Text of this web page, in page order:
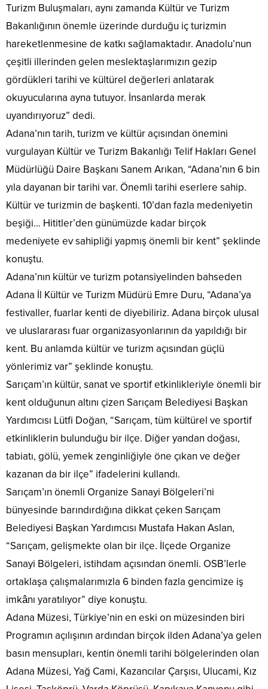
Turizm Buluşmaları, aynı zamanda Kültür ve Turizm
Bakanlığının önemle üzerinde durduğu iç turizmin
hareketlenmesine de katkı sağlamaktadır. Anadolu’nun
çeşitli illerinden gelen meslektaşlarımızın gezip
gördükleri tarihi ve kültürel değerleri anlatarak
okuyucularına ayna tutuyor. İnsanlarda merak
uyandırıyoruz” dedi.
Adana’nın tarih, turizm ve kültür açısından önemini
vurgulayan Kültür ve Turizm Bakanlığı Telif Hakları Genel
Müdürlüğü Daire Başkanı Sanem Arıkan, “Adana’nın 6 bin
yıla dayanan bir tarihi var. Önemli tarihi eserlere sahip.
Kültür ve turizmin de başkenti. 10’dan fazla medeniyetin
beşiği… Hititler’den günümüzde kadar birçok
medeniyete ev sahipliği yapmış önemli bir kent” şeklinde
konuştu.
Adana’nın kültür ve turizm potansiyelinden bahseden
Adana İl Kültür ve Turizm Müdürü Emre Duru, “Adana’ya
festivaller, fuarlar kenti de diyebiliriz. Adana birçok ulusal
ve uluslararası fuar organizasyonlarının da yapıldığı bir
kent. Bu anlamda kültür ve turizm açısından güçlü
yönlerimiz var” şeklinde konuştu.
Sarıçam’ın kültür, sanat ve sportif etkinlikleriyle önemli bir
kent olduğunun altını çizen Sarıçam Belediyesi Başkan
Yardımcısı Lütfi Doğan, “Sarıçam, tüm kültürel ve sportif
etkinliklerin bulunduğu bir ilçe. Diğer yandan doğası,
tabiatı, gölü, yemek zenginliğiyle öne çıkan ve değer
kazanan da bir ilçe” ifadelerini kullandı.
Sarıçam’ın önemli Organize Sanayi Bölgeleri’ni
bünyesinde barındırdığına dikkat çeken Sarıçam
Belediyesi Başkan Yardımcısı Mustafa Hakan Aslan,
“Sarıçam, gelişmekte olan bir ilçe. İlçede Organize
Sanayi Bölgeleri, istihdam açısından önemli. OSB’lerle
ortaklaşa çalışmalarımızla 6 binden fazla gencimize iş
imkânı yaratılıyor” diye konuştu.
Adana Müzesi, Türkiye’nin en eski on müzesinden biri
Programın açılışının ardından birçok ilden Adana’ya gelen
basın mensupları, kentin önemli tarihi bölgelerinden olan
Adana Müzesi, Yağ Cami, Kazancılar Çarşısı, Ulucami, Kız